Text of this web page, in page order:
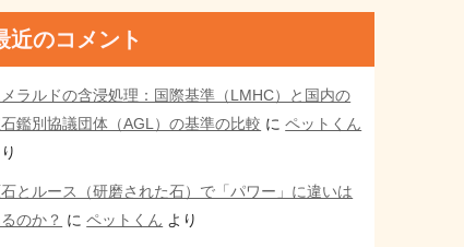
近のコメント
ラルドの含浸処理：国際基準（LMHC）と国内の
鑑別協議団体（AGL）の基準の比較 にペットくん
石とルース（研磨された石）で「パワー」に違いは
のか？ にペットくん より